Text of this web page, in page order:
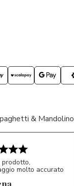
& Mandolino
molto accurato